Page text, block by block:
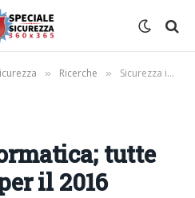
» Ricerche » Sicurezza informatica; tutte le previsioni per il 2016
tutte
il 2016